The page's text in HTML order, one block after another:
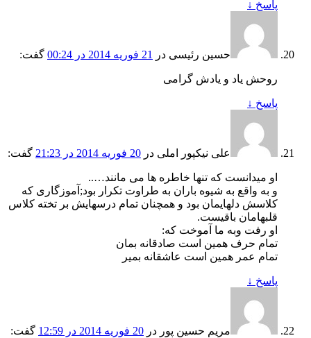
پاسخ ↓
حسین رئیسی در 21 فوریه 2014 در 00:24 گفت:
روحش یاد و یادش گرامی
پاسخ ↓
علی نیکپور املی در 20 فوریه 2014 در 21:23 گفت:
او میدانست که تنها خاطره ها می مانند…..
و به واقع به شیوه باران به طراوت تکرار بود;آموزگاری که
کلاسش دلهایمان بود و همچنان تمام درسهایش بر تخته کلاس
قلبهامان باقیست.
او رفت وبه ما آموخت که:
تمام حرف همین است صادقانه بمان
تمام عمر همین است عاشقانه بمیر
پاسخ ↓
مریم حسین پور در 20 فوریه 2014 در 12:59 گفت: